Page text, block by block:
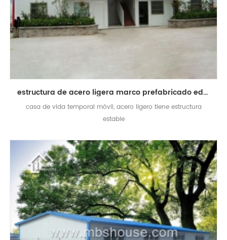
estructura de acero ligera marco prefabricado edificio temporal casa móvil
casa de vida temporal móvil, acero ligero tiene estructura
estable